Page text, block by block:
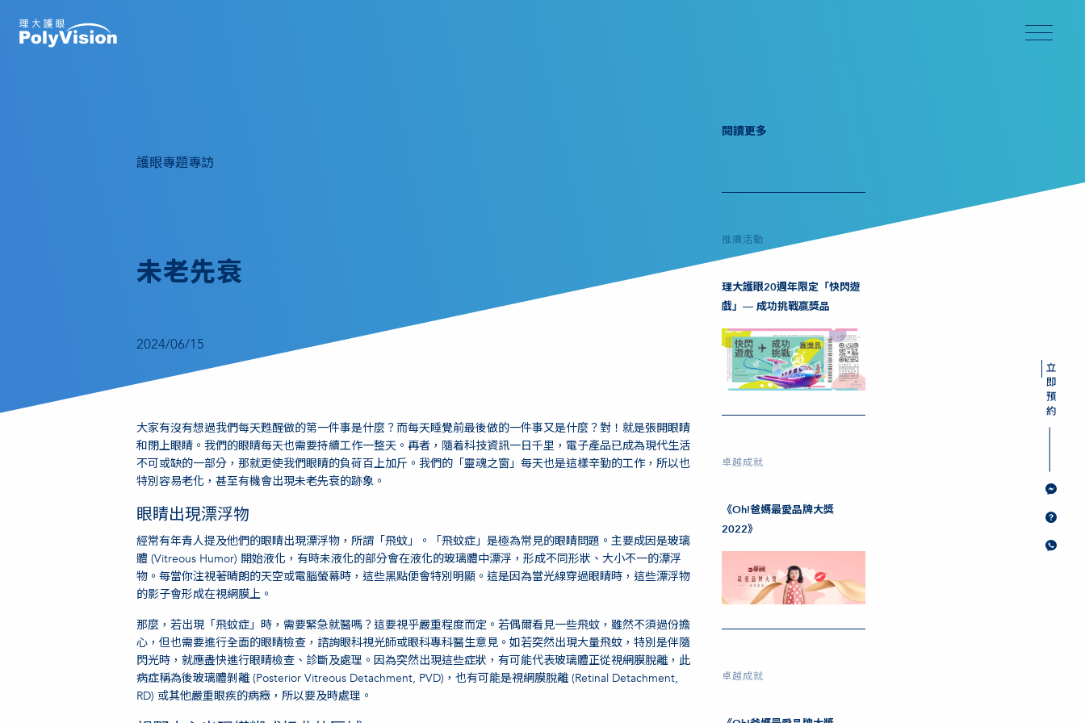
護眼專題專訪
未老先衰
2024/06/15
大家有沒有想過我們每天甦醒做的第一件事是什麼？而每天睡覺前最後做的一件事又是什麼？對！就是張開眼睛
和閉上眼睛。我們的眼睛每天也需要持續工作一整天。再者，隨着科技資訊一日千里，電子產品已成為現代生活
不可或缺的一部分，那就更使我們眼睛的負荷百上加斤。我們的「靈魂之窗」每天也是這樣辛勤的工作，所以也
特別容易老化，甚至有機會出現未老先衰的跡象。
眼睛出現漂浮物
經常有年青人提及他們的眼睛出現漂浮物，所謂「飛蚊」。「飛蚊症」是極為常見的眼睛問題。主要成因是玻璃
體 (Vitreous Humor) 開始液化，有時未液化的部分會在液化的玻璃體中漂浮，形成不同形狀、大小不一的漂浮
物。每當你注視著晴朗的天空或電腦螢幕時，這些黑點便會特別明顯。這是因為當光線穿過眼睛時，這些漂浮物
的影子會形成在視網膜上。
那麼，若出現「飛蚊症」時，需要緊急就醫嗎？這要視乎嚴重程度而定。若偶爾看見一些飛蚊，雖然不須過份擔
心，但也需要進行全面的眼睛檢查，諮詢眼科視光師或眼科專科醫生意見。如若突然出現大量飛蚊，特別是伴隨
閃光時，就應盡快進行眼睛檢查、診斷及處理。因為突然出現這些症狀，有可能代表玻璃體正從視網膜脫離，此
病症稱為後玻璃體剝離 (Posterior Vitreous Detachment, PVD)，也有可能是視網膜脫離 (Retinal Detachment,
RD) 或其他嚴重眼疾的病癥，所以要及時處理。
閱讀更多
推廣活動
理大護眼20週年限定「快閃遊
戲」— 成功挑戰贏獎品
卓越成就
《Oh!爸媽最愛品牌大獎
2022》
卓越成就